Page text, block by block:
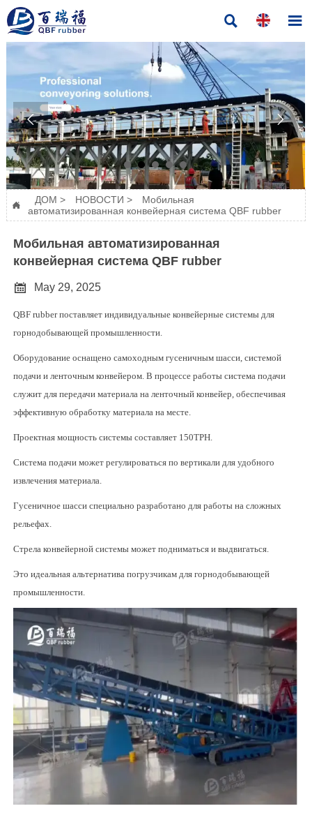
 
 
 ДОМ > НОВОСТИ >
Мобильная
автоматизированная конвейерная система QBF rubber
Мобильная автоматизированная
конвейерная система QBF rubber

May 29, 2025
QBF rubber поставляет индивидуальные конвейерные системы для
горнодобывающей промышленности.
Оборудование оснащено самоходным гусеничным шасси, системой
подачи и ленточным конвейером. В процессе работы система подачи
служит для передачи материала на ленточный конвейер, обеспечивая
эффективную обработку материала на месте.
Проектная мощность системы составляет 150TPH.
Система подачи может регулироваться по вертикали для удобного
извлечения материала.
Гусеничное шасси специально разработано для работы на сложных
рельефах.
Стрела конвейерной системы может подниматься и выдвигаться.
Это идеальная альтернатива погрузчикам для горнодобывающей
промышленности.